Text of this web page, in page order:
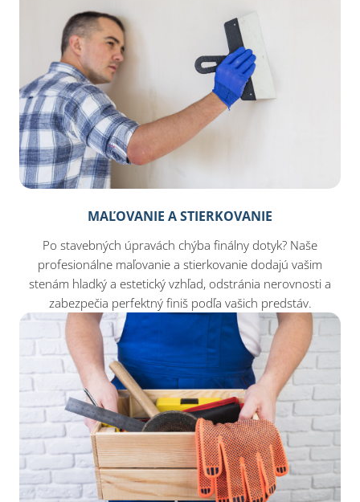
MAĽOVANIE A STIERKOVANIE
Po stavebných úpravách chýba finálny dotyk? Naše
profesionálne maľovanie a stierkovanie dodajú vašim
stenám hladký a estetický vzhľad, odstránia nerovnosti a
zabezpečia perfektný finiš podľa vašich predstáv.